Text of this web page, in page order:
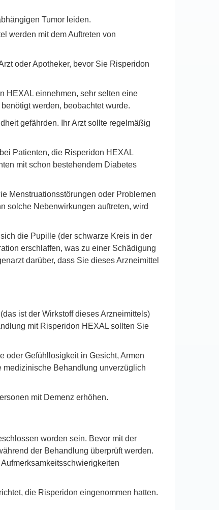
Tumor leiden.
werden mit dem Auftreten von
oder Apotheker, bevor Sie Risperidon
HEXAL einnehmen, sehr selten eine
werden, beobachtet wurde.
gefährden. Ihr Arzt sollte regelmäßig
Patienten, die Risperidon HEXAL
mit schon bestehendem Diabetes
Menstruationsstörungen oder Problemen
solche Nebenwirkungen auftreten, wird
die Pupille (der schwarze Kreis in der
erschlaffen, was zu einer Schädigung
darüber, dass Sie dieses Arzneimittel
ist der Wirkstoff dieses Arzneimittels)
mit Risperidon HEXAL sollten Sie
oder Gefühllosigkeit in Gesicht, Armen
medizinische Behandlung unverzüglich
mit Demenz erhöhen.
worden sein. Bevor mit der
der Behandlung überprüft werden.
die Risperidon eingenommen hatten.